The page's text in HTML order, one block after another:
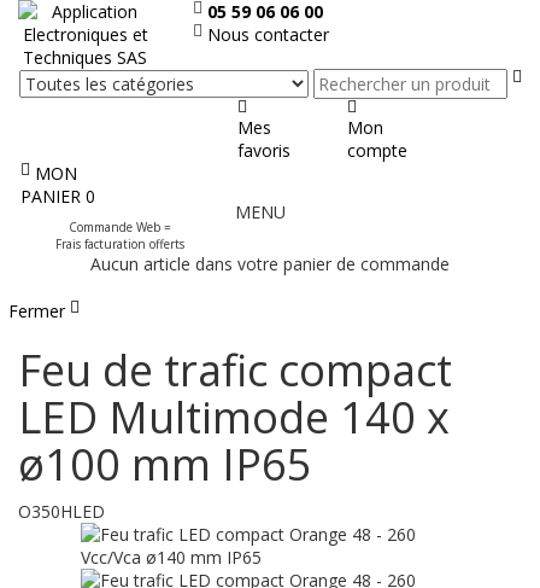
05 59 06 06 00
Nous contacter
Mes
favoris
Mon
compte
MON
PANIER 0
Commande Web =
Frais facturation offerts
le
MENU
Aucun article dans votre panier de commande
Fermer
Feu de trafic compact
LED Multimode 140 x
ø100 mm IP65
O350HLED